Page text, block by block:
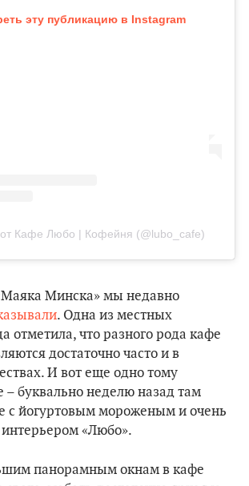
эту публикацию в Instagram
от Кафе Любо | Кофейня (@lubo_cafe)
Минска» мы недавно
. Одна из местных
отметила, что разного рода кафе
достаточно часто и в
И вот еще одно тому
– буквально неделю назад там
с йогуртовым мороженым и очень
«Любо».
панорамным окнам в кафе